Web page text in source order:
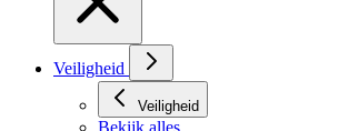
Veiligheid
Veiligheid
Bekijk alles